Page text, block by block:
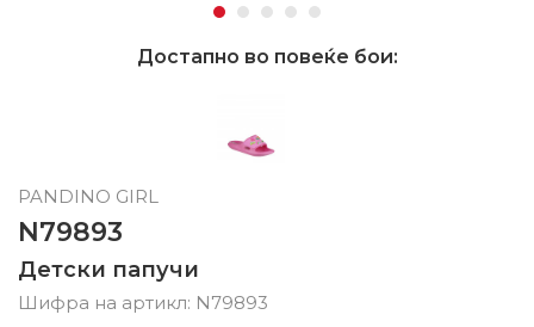
Достапно во повеќе бои:
PANDINO GIRL
N79893
Детски папучи
Шифра на артикл: N79893